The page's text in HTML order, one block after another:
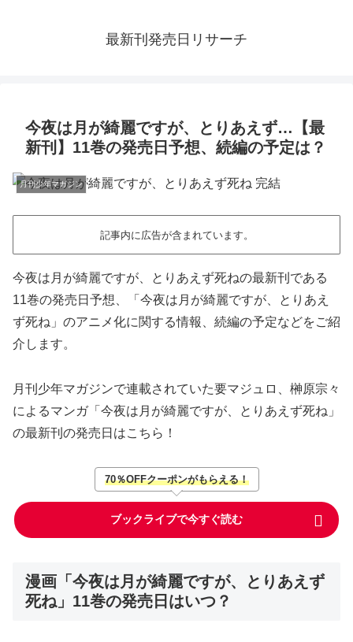
最新刊発売日リサーチ
今夜は月が綺麗ですが、とりあえず…【最
新刊】11巻の発売日予想、続編の予定は？
月刊少年マガジン
記事内に広告が含まれています。
今夜は月が綺麗ですが、とりあえず死ねの最新刊である
11巻の発売日予想、「今夜は月が綺麗ですが、とりあえ
ず死ね」のアニメ化に関する情報、続編の予定などをご紹
介します。
月刊少年マガジンで連載されていた要マジュロ、榊原宗々
によるマンガ「今夜は月が綺麗ですが、とりあえず死ね」
の最新刊の発売日はこちら！
70％OFFクーポンがもらえる！
ブックライブで今すぐ読む
漫画「今夜は月が綺麗ですが、とりあえず
死ね」11巻の発売日はいつ？